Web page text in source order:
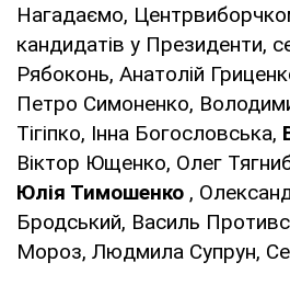
Нагадаємо,
кандидатів у Президенти,
Рябоконь, Анатолій
Петро Симоненко,
Тігіпко, Інна Богословська,
Віктор Ющенко, Олег
Юлія Тимошенко ,
Бродський, Василь
Мороз, Людмила Супрун,